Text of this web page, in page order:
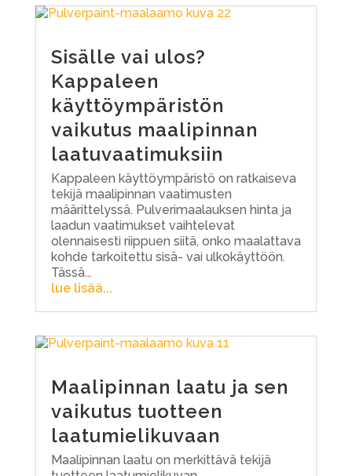
Sisälle vai ulos?
Kappaleen
käyttöympäristön
vaikutus maalipinnan
laatuvaatimuksiin
Kappaleen käyttöympäristö on ratkaiseva
tekijä maalipinnan vaatimusten
määrittelyssä. Pulverimaalauksen hinta ja
laadun vaatimukset vaihtelevat
olennaisesti riippuen siitä, onko maalattava
kohde tarkoitettu sisä- vai ulkokäyttöön.
Tässä...
lue lisää...
Maalipinnan laatu ja sen
vaikutus tuotteen
laatumielikuvaan
Maalipinnan laatu on merkittävä tekijä